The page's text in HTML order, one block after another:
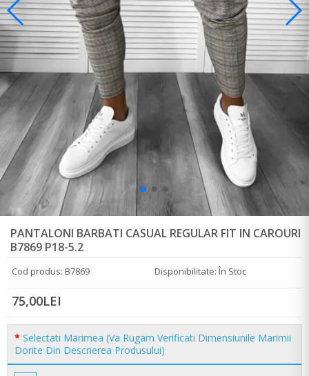
PANTALONI BARBATI CASUAL REGULAR FIT IN CAROURI
B7869 P18-5.2
Cod produs: B7869 Disponibilitate: În Stoc
75,00LEI
Selectati Marimea (Va Rugam Verificati Dimensiunile Marimii
Dorite Din Descrierea Produsului)